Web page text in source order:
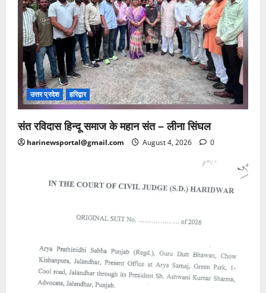
उत्तर प्रदेश हरिद्वार
संत रविदास हिन्दू समाज के महान संत – लीना सिंघल
harinewsportal@gmail.com August 4, 2026 0